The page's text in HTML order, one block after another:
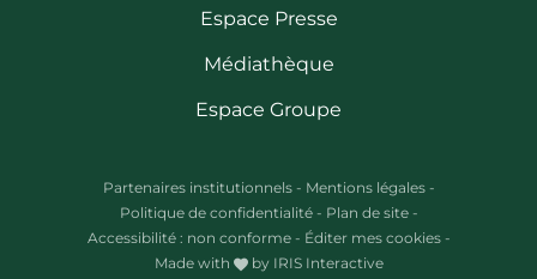
Espace Presse
Médiathèque
Espace Groupe
Partenaires institutionnels - Mentions légales -
Politique de confidentialité - Plan de site -
Accessibilité : non conforme - Éditer mes cookies -
Made with
by IRIS Interactive